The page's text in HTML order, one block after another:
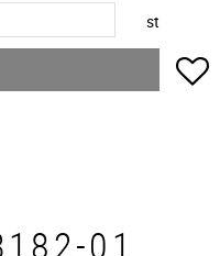
st
01